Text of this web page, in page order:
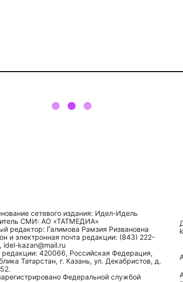
сетевого издания: Идел-Идель
СМИ: АО «ТАТМЕДИА»
редактор: Галимова Рамзия Ризвановна
и электронная почта редакции: (843) 222-
kazan@mail.ru
420066, Российская Федерация,
Татарстан, г. Казань, ул. Декабристов, д.
Федеральной службой